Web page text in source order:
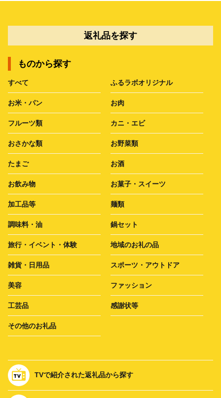
返礼品を探す
ものから探す
すべて ふるラボオリジナル
お米・パン お肉
フルーツ類 カニ・エビ
おさかな類 お野菜類
たまご お酒
お飲み物 お菓子・スイーツ
加工品等 麺類
調味料・油 鍋セット
旅行・イベント・体験 地域のお礼の品
雑貨・日用品 スポーツ・アウトドア
美容 ファッション
工芸品 感謝状等
その他のお礼品
TVで紹介された返礼品から探す